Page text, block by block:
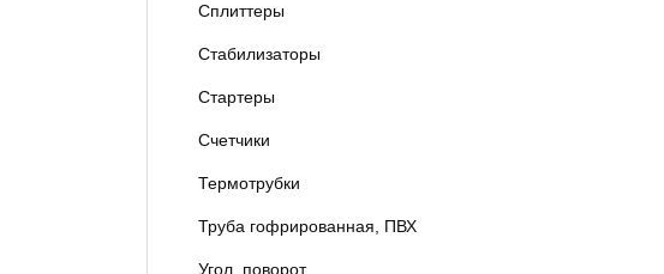
Сплиттеры
Стабилизаторы
Стартеры
Счетчики
Термотрубки
Труба гофрированная, ПВХ
Угол, поворот